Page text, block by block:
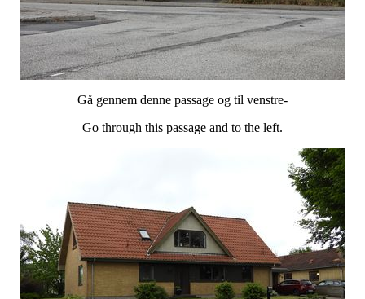
Gå gennem denne passage og til venstre-
Go through this passage and to the left.